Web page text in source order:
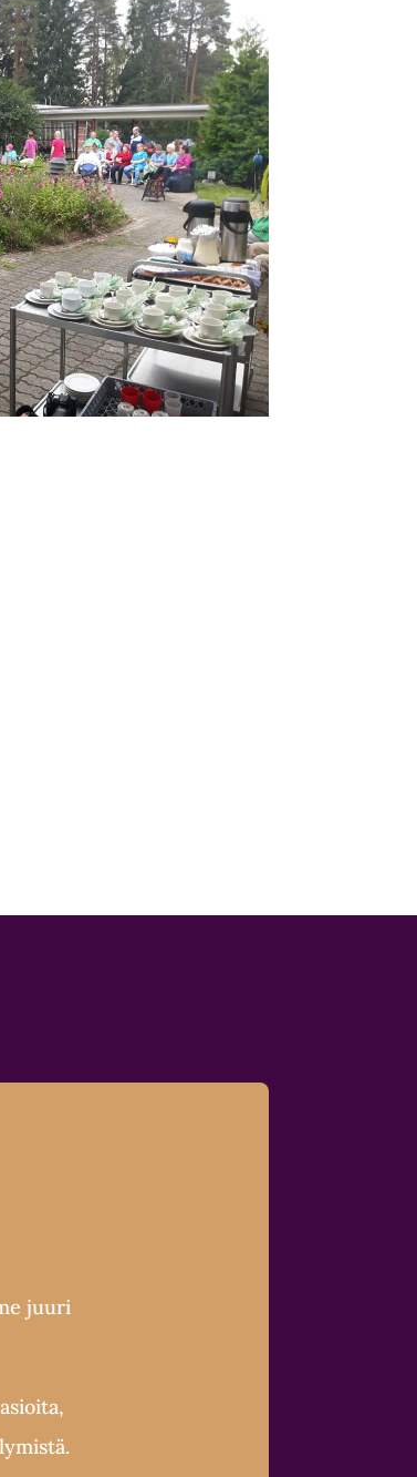
juuri